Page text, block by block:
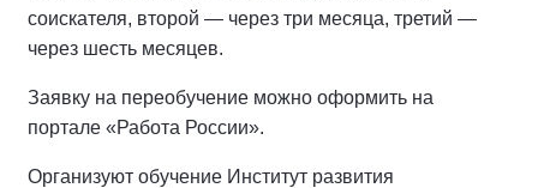
соискателя, второй — через три месяца, третий —
через шесть месяцев.
Заявку на переобучение можно оформить на
портале «Работа России».
Организуют обучение Институт развития